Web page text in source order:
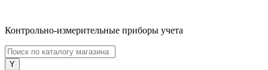
Контрольно-измерительные приборы учета